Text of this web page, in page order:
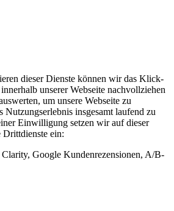
dieser Dienste können wir das Klick-
unserer Webseite nachvollziehen
um unsere Webseite zu
Nutzungserlebnis insgesamt laufend zu
Einwilligung setzen wir auf dieser
Drittdienste ein:
Google Kundenrezensionen, A/B-